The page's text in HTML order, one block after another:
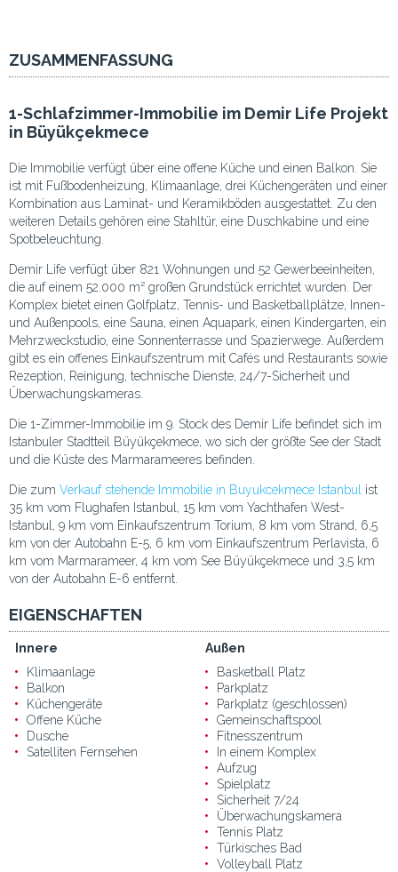
ZUSAMMENFASSUNG
1-Schlafzimmer-Immobilie im Demir Life Projekt
in Büyükçekmece
Die Immobilie verfügt über eine offene Küche und einen Balkon. Sie
ist mit Fußbodenheizung, Klimaanlage, drei Küchengeräten und einer
Kombination aus Laminat- und Keramikböden ausgestattet. Zu den
weiteren Details gehören eine Stahltür, eine Duschkabine und eine
Spotbeleuchtung.
Demir Life verfügt über 821 Wohnungen und 52 Gewerbeeinheiten,
die auf einem 52.000 m² großen Grundstück errichtet wurden. Der
Komplex bietet einen Golfplatz, Tennis- und Basketballplätze, Innen-
und Außenpools, eine Sauna, einen Aquapark, einen Kindergarten, ein
Mehrzweckstudio, eine Sonnenterrasse und Spazierwege. Außerdem
gibt es ein offenes Einkaufszentrum mit Cafés und Restaurants sowie
Rezeption, Reinigung, technische Dienste, 24/7-Sicherheit und
Überwachungskameras.
Die 1-Zimmer-Immobilie im 9. Stock des Demir Life befindet sich im
Istanbuler Stadtteil Büyükçekmece, wo sich der größte See der Stadt
und die Küste des Marmarameeres befinden.
Die zum Verkauf stehende Immobilie in Buyukcekmece Istanbul
ist
35 km vom Flughafen Istanbul, 15 km vom Yachthafen West-
Istanbul, 9 km vom Einkaufszentrum Torium, 8 km vom Strand, 6,5
km von der Autobahn E-5, 6 km vom Einkaufszentrum Perlavista, 6
km vom Marmarameer, 4 km vom See Büyükçekmece und 3,5 km
von der Autobahn E-6 entfernt.
EIGENSCHAFTEN
Innere
Klimaanlage
Balkon
Küchengeräte
Offene Küche
Dusche
Satelliten Fernsehen
Außen
Basketball Platz
Parkplatz
Parkplatz (geschlossen)
Gemeinschaftspool
Fitnesszentrum
In einem Komplex
Aufzug
Spielplatz
Sicherheit 7/24
Überwachungskamera
Tennis Platz
Türkisches Bad
Volleyball Platz